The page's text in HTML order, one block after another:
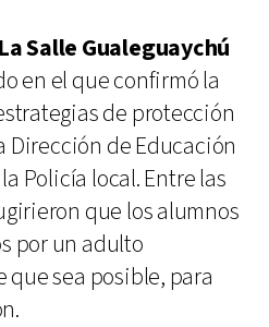
Salle Gualeguaychú
en el que confirmó la
de protección
de Educación
Policía local. Entre las
que los alumnos
por un adulto
que sea posible, para